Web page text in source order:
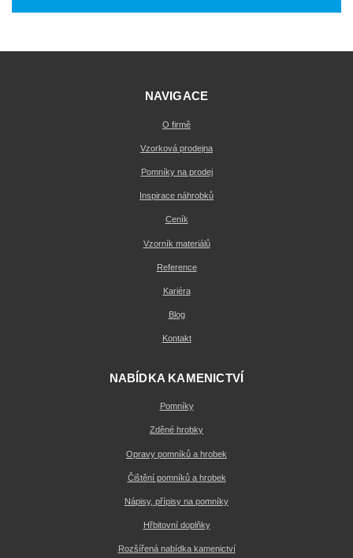
NAVIGACE
O firmě
Vzorková prodejna
Pomníky na prodej
Inspirace náhrobků
Ceník
Vzorník materiálů
Reference
Kariéra
Blog
Kontakt
NABÍDKA KAMENICTVÍ
Pomníky
Zděné hrobky
Opravy pomníků a hrobek
Čištění pomníků a hrobek
Nápisy, přípisy na pomníky
Hřbitovní doplňky
Rozšířená nabídka kamenictví